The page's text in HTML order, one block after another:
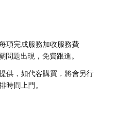
項完成服務加收服務費
問題出現，免費跟進。
供，如代客購買，將會另行
時間上門。